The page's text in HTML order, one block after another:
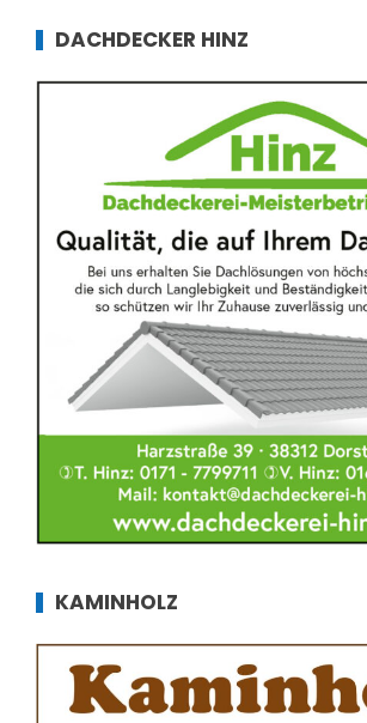
DACHDECKER HINZ
KAMINHOLZ